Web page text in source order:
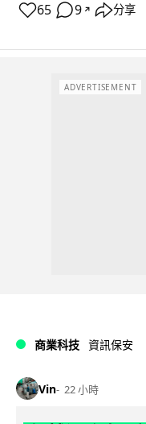
65 9 ↗ 分享
ADVERTISEMENT
商業科技 資訊保安
Vin 22 小時